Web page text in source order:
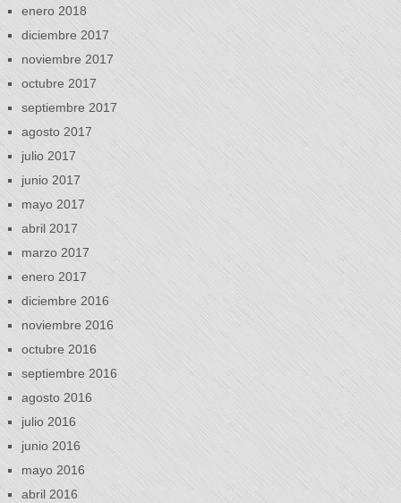
enero 2018
diciembre 2017
noviembre 2017
octubre 2017
septiembre 2017
agosto 2017
julio 2017
junio 2017
mayo 2017
abril 2017
marzo 2017
enero 2017
diciembre 2016
noviembre 2016
octubre 2016
septiembre 2016
agosto 2016
julio 2016
junio 2016
mayo 2016
abril 2016